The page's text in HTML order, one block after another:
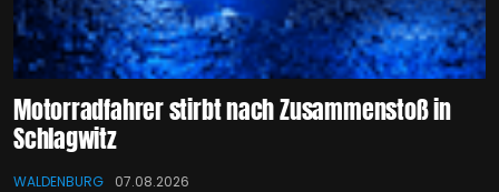
Motorradfahrer stirbt nach Zusammenstoß in
Schlagwitz
WALDENBURG 07.08.2026